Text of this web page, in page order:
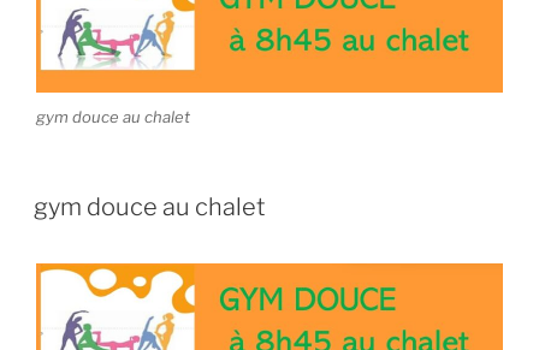
gym douce au chalet
gym douce au chalet